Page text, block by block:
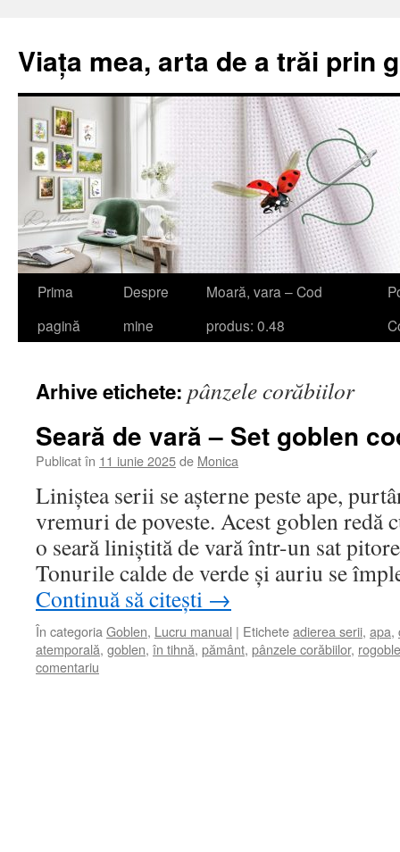
Viața mea, arta de a trăi prin
Sari
Prima
pagină
Despre
mine
Moară, vara – Cod
produs: 0.48
Arhive etichete: pânzele corăbiilor
Seară de vară – Set goblen
Publicat în 11 iunie 2025de Monica
Liniștea serii se așterne peste ape,
vremuri de poveste. Acest goblen redă
o seară liniștită de vară într-un sat
Tonurile calde de verde și auriu se
Continuă să citești →
În categoria Goblen, Lucru manual | Eticheteadierea serii, apa,
atemporală, goblen, în tihnă, pământ, pânzele corăbiilor,
comentariu